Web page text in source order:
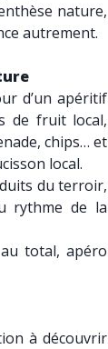
nature,
autrement.
d’un apéritif
de fruit local,
chips… et
local.
du terroir,
rythme de la
total, apéro
à découvrir